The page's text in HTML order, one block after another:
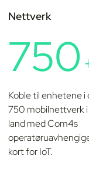
Nettverk
750
Koble til enhetene i
750 mobilnettverk i
land med Com4s
kort for IoT.